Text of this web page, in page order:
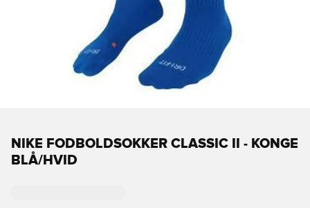
NIKE FODBOLDSOKKER CLASSIC II - KONGE
BLÅ/HVID